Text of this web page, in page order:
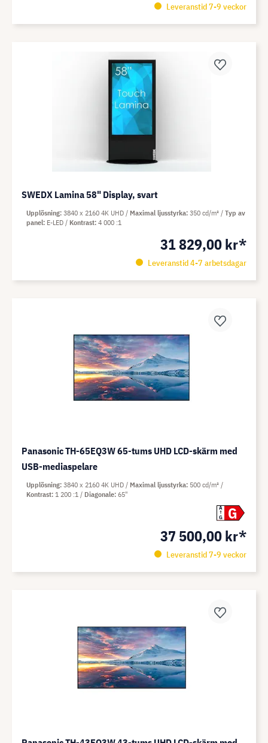
Leveranstid 7-9 veckor
SWEDX Lamina 58" Display, svart
31 829,00 kr*
Leveranstid 4-7 arbetsdagar
Upplösning 3840 x 2160 4K UHD Maximal ljusstyrka 350 cd/m²
Typ av
panel E-LED Kontrast 4 000 :1
Panasonic TH-65EQ3W 65-tums UHD LCD-skärm med
USB-mediaspelare
A
G
G
37 500,00 kr*
Leveranstid 7-9 veckor
Upplösning 3840 x 2160 4K UHD Maximal ljusstyrka 500 cd/m²
Kontrast 1 200 :1 Diagonale 65"